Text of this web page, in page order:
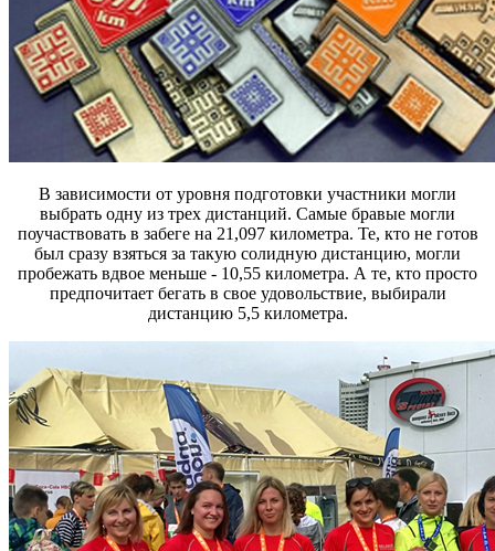
В зависимости от уровня подготовки участники могли
выбрать одну из трех дистанций. Самые бравые могли
поучаствовать в забеге на 21,097 километра. Те, кто не готов
был сразу взяться за такую солидную дистанцию, могли
пробежать вдвое меньше - 10,55 километра. А те, кто просто
предпочитает бегать в свое удовольствие, выбирали
дистанцию 5,5 километра.